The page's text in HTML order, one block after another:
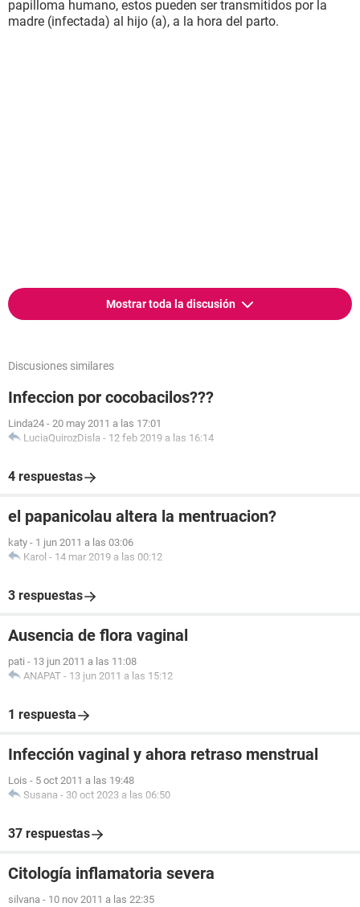
papilloma humano, estos pueden ser transmitidos por la
madre (infectada) al hijo (a), a la hora del parto.
Mostrar toda la discusión
Discusiones similares
Infeccion por cocobacilos???
Linda24 - 20 may 2011 a las 17:01
LuciaQuirozDisla - 12 feb 2019 a las 16:14
4 respuestas
el papanicolau altera la mentruacion?
katy - 1 jun 2011 a las 03:06
Karol - 14 mar 2019 a las 00:12
3 respuestas
Ausencia de flora vaginal
pati - 13 jun 2011 a las 11:08
ANAPAT - 13 jun 2011 a las 15:12
1 respuesta
Infección vaginal y ahora retraso menstrual
Lois - 5 oct 2011 a las 19:48
Susana - 30 oct 2023 a las 06:50
37 respuestas
Citología inflamatoria severa
silvana - 10 nov 2011 a las 22:35